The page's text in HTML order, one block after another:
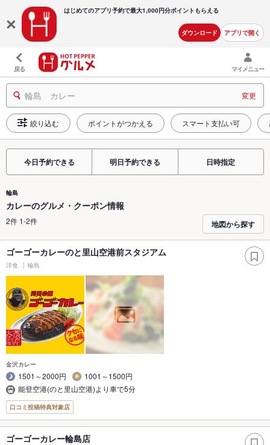
はじめてのアプリ予約で最大1,000円分ポイントもらえる
ダウンロード アプリで開く
戻る マイメニュー
輪島 カレー 変更
絞り込む ポイントがつかえる スマート支払い可
今日予約できる 明日予約できる 日時指定
輪島
カレーのグルメ・クーポン情報
2件 1-2件 地図から探す
ゴーゴーカレーのと里山空港前スタジアム
洋食 輪島
金沢カレー
1501～2000円
1001～1500円
能登空港(のと里山空港)より車で5分
口コミ投稿特典対象店
ゴーゴーカレー輪島店